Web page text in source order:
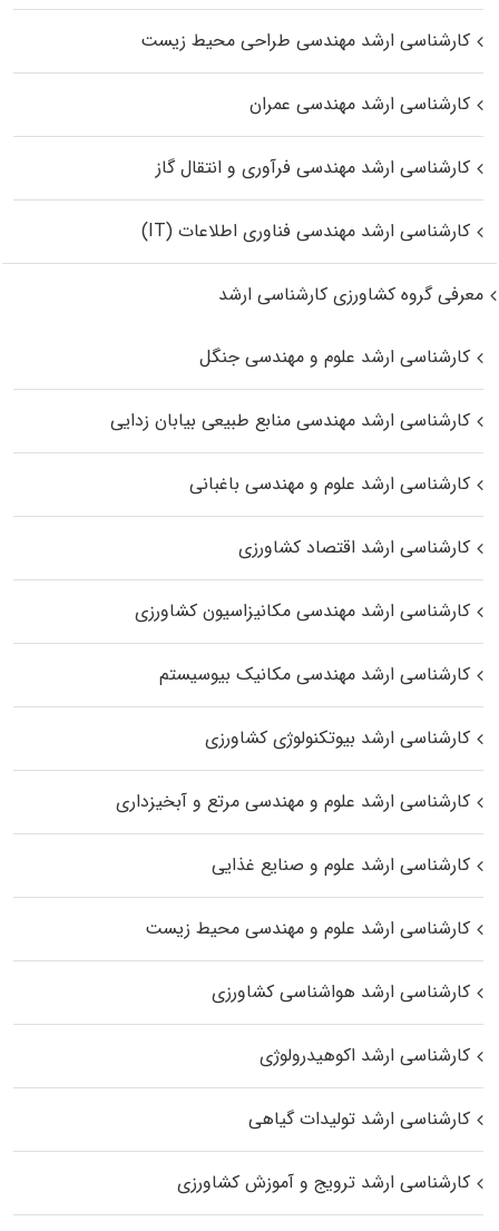
کارشناسی ارشد مهندسی طراحی محیط زیست
کارشناسی ارشد مهندسی عمران
کارشناسی ارشد مهندسی فرآوری و انتقال گاز
کارشناسی ارشد مهندسی فناوری اطلاعات (IT)
معرفی گروه کشاورزی کارشناسی ارشد
کارشناسی ارشد علوم و مهندسی جنگل
کارشناسی ارشد مهندسی منابع طبیعی بیابان زدایی
کارشناسی ارشد علوم و مهندسی باغبانی
کارشناسی ارشد اقتصاد کشاورزی
کارشناسی ارشد مهندسی مکانیزاسیون کشاورزی
کارشناسی ارشد مهندسی مکانیک بیوسیستم
کارشناسی ارشد بیوتکنولوژی کشاورزی
کارشناسی ارشد علوم و مهندسی مرتع و آبخیزداری
کارشناسی ارشد علوم و صنایع غذایی
کارشناسی ارشد علوم و مهندسی محیط زیست
کارشناسی ارشد هواشناسی کشاورزی
کارشناسی ارشد اکوهیدرولوژی
کارشناسی ارشد تولیدات گیاهی
کارشناسی ارشد ترویج و آموزش کشاورزی